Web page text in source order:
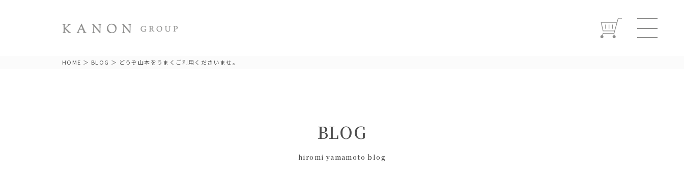
HOME ＞ BLOG ＞ どうぞ山本をうまくご利用くださいませ。
BLOG
hiromi yamamoto blog